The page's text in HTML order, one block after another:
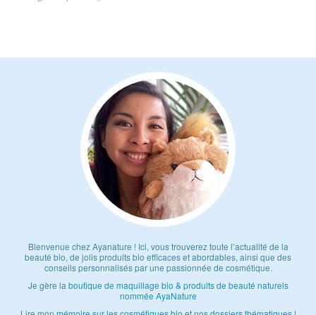
Bienvenue chez Ayanature ! Ici, vous trouverez toute l’actualité de la
beauté bio, de jolis produits bio efficaces et abordables, ainsi que des
conseils personnalisés par une passionnée de cosmétique.
Je gère laboutique de maquillage bio & produits de beauté naturels
nommée AyaNature